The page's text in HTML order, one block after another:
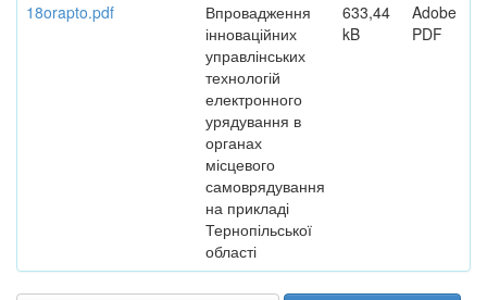
18orapto.pdf
Впровадження
інноваційних
управлінських
технологій
електронного
урядування в
органах
місцевого
самоврядування
на прикладі
Тернопільської
області
633,44
kB
Adobe
PDF